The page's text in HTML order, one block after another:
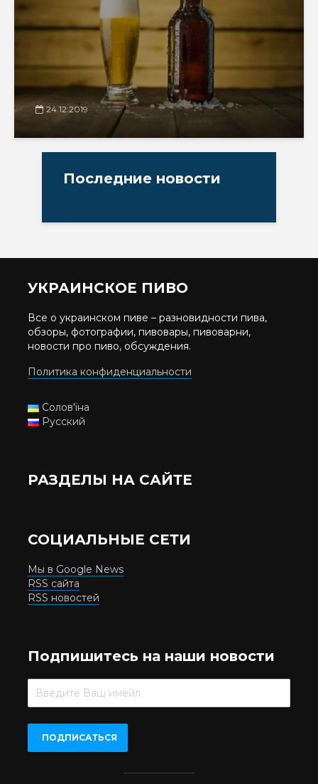
24.12.2019
Последние новости
УКРАИНСКОЕ ПИВО
Все о украинском пиве – разновидности пива,
обзоры, фотографии, пивовары, пивоварни,
новости про пиво, обсуждения.
Политика конфиденциальности
Солов'їна
Русский
РАЗДЕЛЫ НА САЙТЕ
СОЦИАЛЬНЫЕ СЕТИ
Мы в Google News
RSS сайта
RSS новостей
Подпишитесь на наши новости